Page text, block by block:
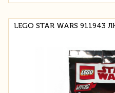
LEGO STAR WARS